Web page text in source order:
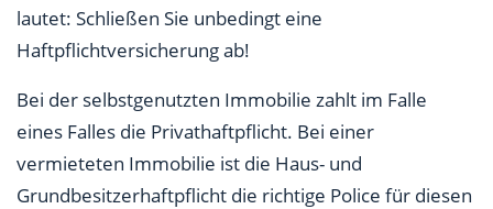
lautet: Schließen Sie unbedingt eine
Haftpflichtversicherung ab!
Bei der selbstgenutzten Immobilie zahlt im Falle
eines Falles die Privathaftpflicht. Bei einer
vermieteten Immobilie ist die Haus- und
Grundbesitzerhaftpflicht die richtige Police für diesen